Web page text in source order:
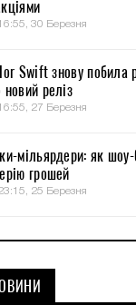
30 Березня
Swift знову побила
новий реліз
27 Березня
мільярдери: як
грошей
25 Березня